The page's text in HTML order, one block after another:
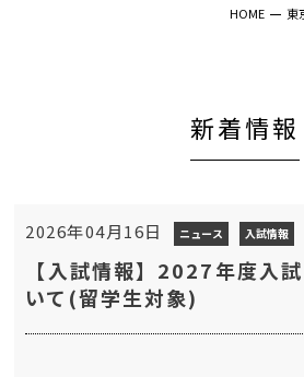
HOME 東
新着情報
2026年04月16日 ニュース 入試情報
【入試情報】2027年度入
いて(留学生対象)